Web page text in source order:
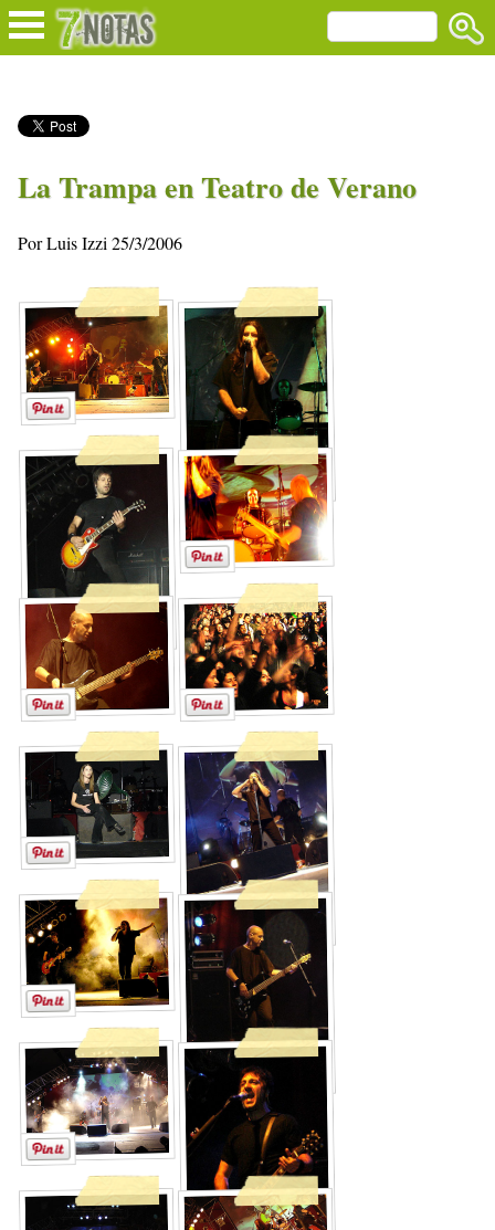
La Trampa en Teatro de Verano
Por Luis Izzi 25/3/2006